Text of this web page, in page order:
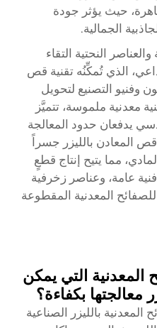
حيث يؤثر جودة
الجمالية.
النحتية التقاء
الذي تُمكِّنُه تقنية قص
وفنيو التصنيع لتحويل
معدنية ملموسة، تتميَّز
يدفعان حدود المعالجة
قص المعادن بالليزر جسراً
مما يتيح إنتاج قطعٍ
عامة، وعناصر زخرفية
للصفائح المعدنية المقطوعة
التي يمكن
معالجتها بكفاءة؟
بالليزر الصناعية